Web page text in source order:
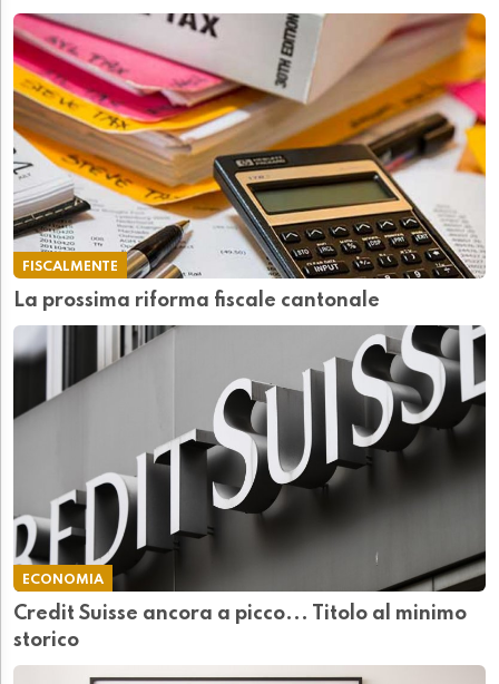
FISCALMENTE
La prossima riforma fiscale cantonale
ECONOMIA
Credit Suisse ancora a picco... Titolo al minimo
storico